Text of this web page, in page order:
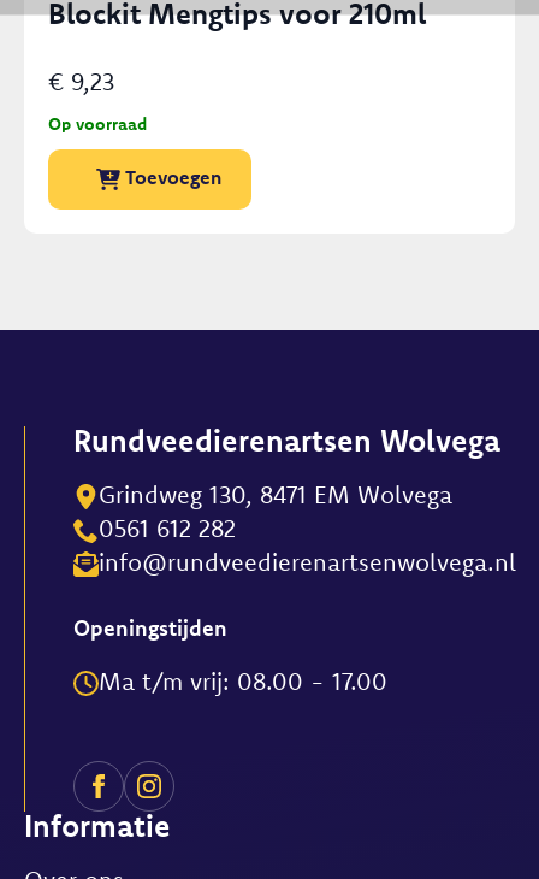
Blockit Mengtips voor 210ml
€ 9,23
Op voorraad
Toevoegen
Dit
product
worden
productpagina
Rundveedierenartsen Wolvega
Grindweg 130, 8471 EM Wolvega
0561 612 282
info@rundveedierenartsenwolvega.nl
Openingstijden
Ma t/m vrij: 08.00 - 17.00
Informatie